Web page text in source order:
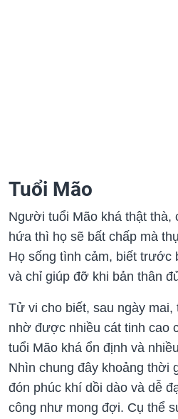
Tuổi Mão
Người tuổi Mão khá thật thà,
hứa thì họ sẽ bất chấp mà
Họ sống tình cảm, biết trước
và chỉ giúp đỡ khi bản thân
Tử vi cho biết, sau ngày
nhờ được nhiều cát tinh cao
tuổi Mão khá ổn định và
Nhìn chung đây khoảng thời
đón phúc khí dồi dào và dễ
công như mong đợi. Cụ thể